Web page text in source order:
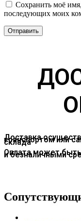
Сохранить моё
последующих моих
Доставка
транспортом или
склада
Оплата может
и безналичными